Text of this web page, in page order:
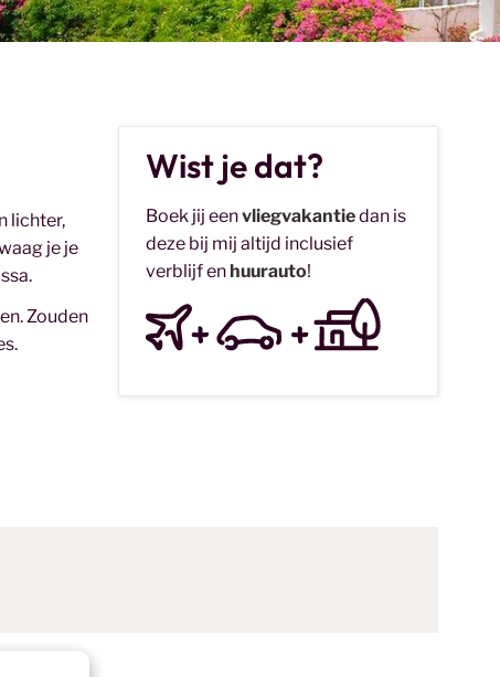
lichter,
je je
Zouden
Wist je dat?
Boek jij eenvliegvakantiedan is
deze bij mij altijd inclusief
verblijf en huurauto!